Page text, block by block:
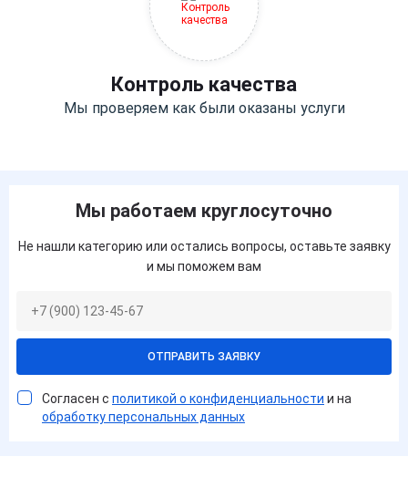
Контроль качества
Мы проверяем как были оказаны услуги
Мы работаем круглосуточно
Не нашли категорию или остались вопросы, оставьте заявку
и мы поможем вам
ОТПРАВИТЬ ЗАЯВКУ
Согласен с политикой о конфиденциальности и на
обработку персональных данных